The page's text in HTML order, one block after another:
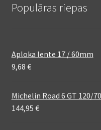
Populāras riepas
Aploka lente 17 / 60mm
9,68 €
Michelin Road 6 GT 120/
144,95 €